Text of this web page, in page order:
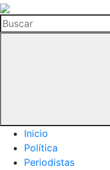
La
Hemeroteca
del
Buscar
Inicio
Política
Periodistas